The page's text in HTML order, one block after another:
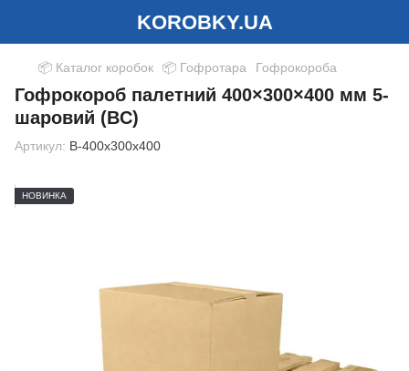
KOROBKY.UA
📦 Каталог коробок 📦 Гофротара Гофрокороба
Гофрокороб палетний 400×300×400 мм 5-
шаровий (BC)
Артикул: B-400x300x400
НОВИНКА